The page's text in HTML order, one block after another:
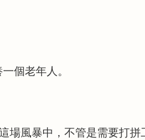
個老年人。
場風暴中，不管是需要打